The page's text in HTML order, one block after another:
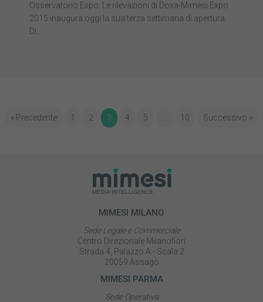
Osservatorio Expo. Le rilevazioni di Doxa-Mimesi Expo
2015 inaugura oggi la sua terza settimana di apertura.
Di…
« Precedente 1 2 3 4 5 10 Successivo »
MIMESI MILANO
Sede Legale e Commerciale
Centro Direzionale Milanofiori
Strada 4, Palazzo A - Scala 2
20059 Assago
MIMESI PARMA
Sede Operativa